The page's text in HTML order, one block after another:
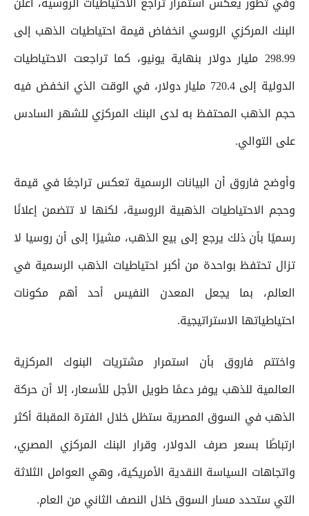
البنك المركزي الروسي انخفاض قيمة احتياطيات الذهب إلى
298.99 مليار دولار بنهاية يونيو، كما تراجعت الاحتياطيات
الدولية إلى 720.4 مليار دولار، في الوقت الذي انخفض فيه
حجم الذهب المحتفظ به لدى البنك المركزي للشهر السادس
على التوالي.
وأوضح فاروق أن البيانات الرسمية تعكس تراجعًا في قيمة
وحجم الاحتياطيات الذهبية الروسية، لكنها لا تتضمن إعلانًا
رسميًا بأن ذلك يرجع إلى بيع الذهب، مشيرًا إلى أن روسيا لا
تزال تحتفظ بواحدة من أكبر احتياطيات الذهب الرسمية في
العالم، بما يجعل المعدن النفيس أحد أهم مكونات
احتياطياتها الاستراتيجية.
واختتم فاروق بأن استمرار مشتريات البنوك المركزية
العالمية للذهب يوفر دعمًا طويل الأجل للأسعار، إلا أن حركة
الذهب في السوق المصرية ستظل خلال الفترة المقبلة أكثر
ارتباطًا بسعر صرف الدولار، وقرار البنك المركزي المصري،
واتجاهات السياسة النقدية الأمريكية، وهي العوامل الثلاثة
التي ستحدد مسار السوق خلال النصف الثاني من العام.